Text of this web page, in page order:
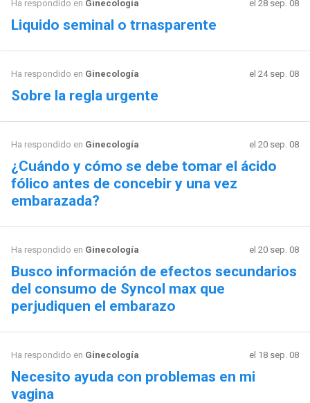
Ha respondido en Ginecología el 28 sep. 08
Liquido seminal o trnasparente
Ha respondido en Ginecología el 24 sep. 08
Sobre la regla urgente
Ha respondido en Ginecología el 20 sep. 08
¿Cuándo y cómo se debe tomar el ácido
fólico antes de concebir y una vez
embarazada?
Ha respondido en Ginecología el 20 sep. 08
Busco información de efectos secundarios
del consumo de Syncol max que
perjudiquen el embarazo
Ha respondido en Ginecología el 18 sep. 08
Necesito ayuda con problemas en mi
vagina